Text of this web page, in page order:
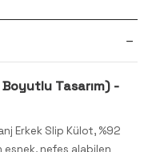
Tasarım) -
Erkek Slip Külot, %92
esnek, nefes alabilen